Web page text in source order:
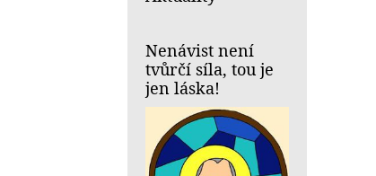
Nenávist není
tvůrčí síla, tou je
jen láska!